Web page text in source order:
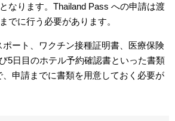
なります。Thailand Pass への申請は渡
でに行う必要があります。
ート、ワクチン接種証明書、医療保険
5日目のホテル予約確認書といった書類
申請までに書類を用意しておく必要が